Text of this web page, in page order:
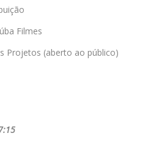
Filmes
Projetos (aberto ao público)